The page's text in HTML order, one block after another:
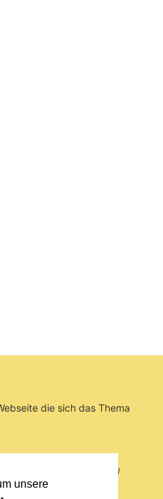
unsere
die sich das Thema
www.bierkreiszeichen.at/